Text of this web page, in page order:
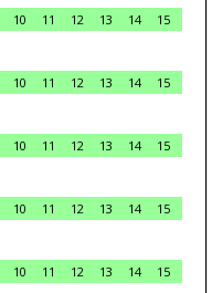
10 11 12 13 14
15
10 11 12 13 14
15
10 11 12 13 14
15
10 11 12 13 14
15
10 11 12 13 14
15